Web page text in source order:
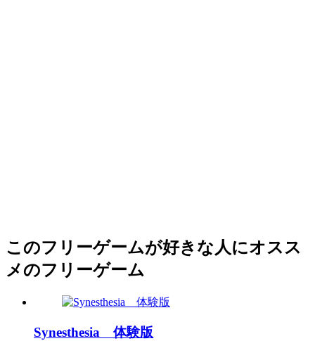
このフリーゲームが好きな人にオスス
メのフリーゲーム
Synesthesia 体験版